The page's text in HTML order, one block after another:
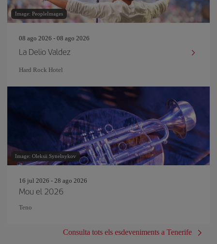
Image: PeopleImages
08 ago 2026 - 08 ago 2026
La Delio Valdez
Hard Rock Hotel
Image: Oleksii Synelnykov
16 jul 2026 - 28 ago 2026
Mou el 2026
Teno
Consulta tots els esdeveniments a Tenerife